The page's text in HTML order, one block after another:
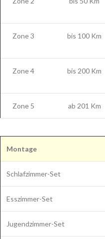
Zone 3 bis 100 Km
Zone 4 bis 200 Km
Zone 5 ab 201 Km
Montage
Schlafzimmer-Set
Esszimmer-Set
Jugendzimmer-Set